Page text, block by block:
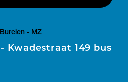
- MZ
Kwadestraat 149 bus